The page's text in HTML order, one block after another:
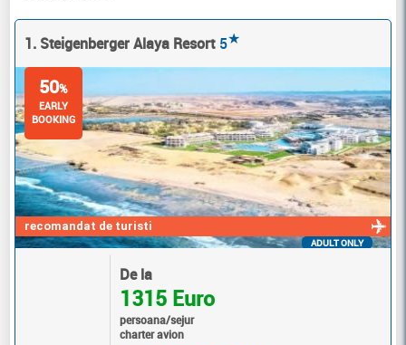
1. Steigenberger Alaya Resort 5★
recomandat de turisti
50%
EARLY
BOOKING
ADULT ONLY
De la
1315 Euro
persoana/sejur
charter avion